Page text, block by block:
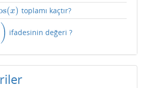
(x) toplamı kaçtır?
) ifadesinin değeri ?